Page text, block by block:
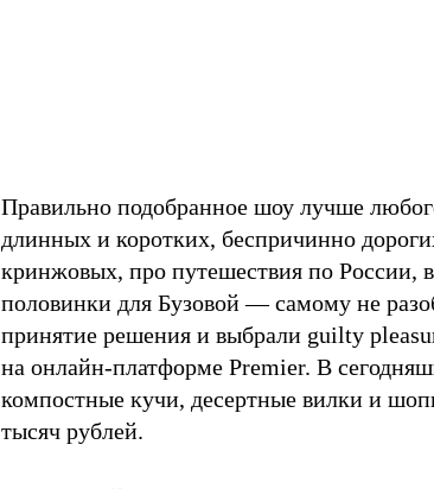
Правильно подобранное шоу лучше
длинных и коротких, беспричинно
кринжовых, про путешествия по России,
половинки для Бузовой — самому не
принятие решения и выбрали guilty
на онлайн-платформе Premier. В
компостные кучи, десертные вилки и
тысяч рублей.